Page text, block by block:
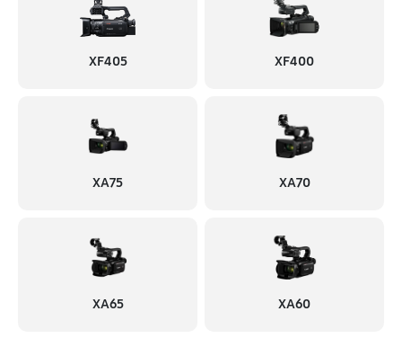
XF405 XF400
XA75 XA70
XA65 XA60